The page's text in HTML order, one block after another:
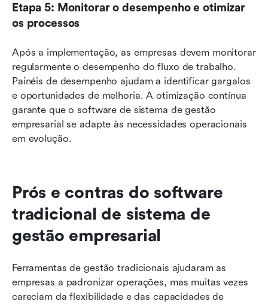
Etapa 5: Monitorar o desempenho e otimizar
os processos
Após a implementação, as empresas devem monitorar
regularmente o desempenho do fluxo de trabalho.
Painéis de desempenho ajudam a identificar gargalos
e oportunidades de melhoria. A otimização contínua
garante que o software de sistema de gestão
empresarial se adapte às necessidades operacionais
em evolução.
Prós e contras do software
tradicional de sistema de
gestão empresarial
Ferramentas de gestão tradicionais ajudaram as
empresas a padronizar operações, mas muitas vezes
careciam da flexibilidade e das capacidades de